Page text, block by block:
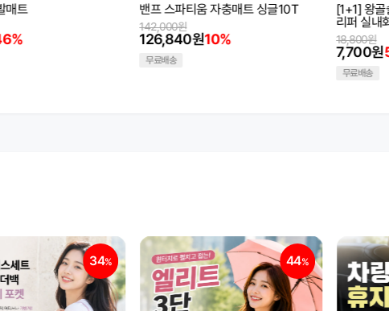
자충매트 싱글10T
10%
[1+1] 왕골슬리퍼 라탄슬리퍼 린넨슬
리퍼 실내화
7,700원 59%
18,800원
[1+1] 스포
3,740원
10,000원
무료배송
44% 57%